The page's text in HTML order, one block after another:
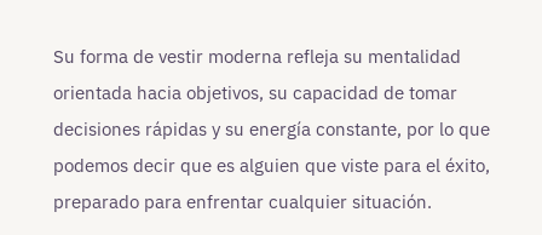
Su forma de vestir moderna refleja su mentalidad
orientada hacia objetivos, su capacidad de tomar
decisiones rápidas y su energía constante, por lo que
podemos decir que es alguien que viste para el éxito,
preparado para enfrentar cualquier situación.